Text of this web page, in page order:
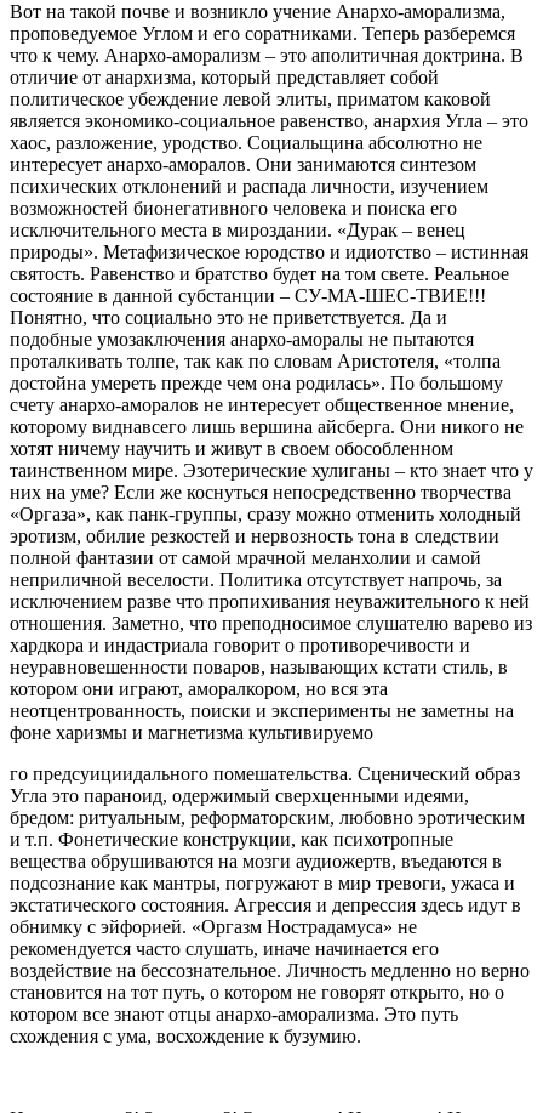
Вот на такой почве и возникло учение Анархо-аморализма,
проповедуемое Углом и его соратниками. Теперь разберемся
что к чему. Анархо-аморализм – это аполитичная доктрина. В
отличие от анархизма, который представляет собой
политическое убеждение левой элиты, приматом каковой
является экономико-социальное равенство, анархия Угла – это
хаос, разложение, уродство. Социальщина абсолютно не
интересует анархо-аморалов. Они занимаются синтезом
психических отклонений и распада личности, изучением
возможностей бионегативного человека и поиска его
исключительного места в мироздании. «Дурак – венец
природы». Метафизическое юродство и идиотство – истинная
святость. Равенство и братство будет на том свете. Реальное
состояние в данной субстанции – СУ-МА-ШЕС-ТВИЕ!!!
Понятно, что социально это не приветствуется. Да и
подобные умозаключения анархо-аморалы не пытаются
проталкивать толпе, так как по словам Аристотеля, «толпа
достойна умереть прежде чем она родилась». По большому
счету анархо-аморалов не интересует общественное мнение,
которому виднавсего лишь вершина айсберга. Они никого не
хотят ничему научить и живут в своем обособленном
таинственном мире. Эзотерические хулиганы – кто знает что у
них на уме? Если же коснуться непосредственно творчества
«Оргаза», как панк-группы, сразу можно отменить холодный
эротизм, обилие резкостей и нервозность тона в следствии
полной фантазии от самой мрачной меланхолии и самой
неприличной веселости. Политика отсутствует напрочь, за
исключением разве что пропихивания неуважительного к ней
отношения. Заметно, что преподносимое слушателю варево из
хардкора и индастриала говорит о противоречивости и
неуравновешенности поваров, называющих кстати стиль, в
котором они играют, аморалкором, но вся эта
неотцентрованность, поиски и эксперименты не заметны на
фоне харизмы и магнетизма культивируемо
го предсуициидального помешательства. Сценический образ
Угла это параноид, одержимый сверхценными идеями,
бредом: ритуальным, реформаторским, любовно эротическим
и т.п. Фонетические конструкции, как психотропные
вещества обрушиваются на мозги аудиожертв, въедаются в
подсознание как мантры, погружают в мир тревоги, ужаса и
экстатического состояния. Агрессия и депрессия здесь идут в
обнимку с эйфорией. «Оргазм Нострадамуса» не
рекомендуется часто слушать, иначе начинается его
воздействие на бессознательное. Личность медленно но верно
становится на тот путь, о котором не говорят открыто, но о
котором все знают отцы анархо-аморализма. Это путь
схождения с ума, восхождение к бузумию.